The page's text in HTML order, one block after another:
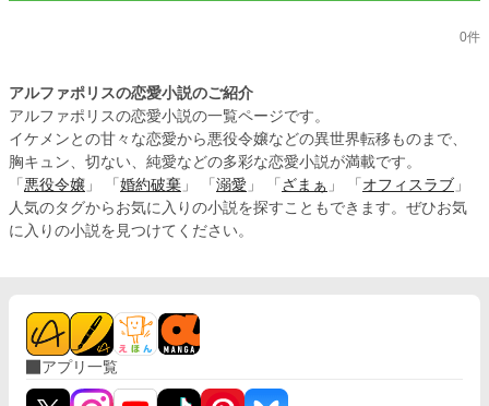
0件
アルファポリスの恋愛小説のご紹介
アルファポリスの恋愛小説の一覧ページです。
イケメンとの甘々な恋愛から悪役令嬢などの異世界転移ものまで、
胸キュン、切ない、純愛などの多彩な恋愛小説が満載です。
「 悪役令嬢 」 「 婚約破棄 」 「 溺愛 」 「 ざまぁ 」 「 オフィスラブ 」
人気のタグからお気に入りの小説を探すこともできます。ぜひお気
に入りの小説を見つけてください。
アプリ一覧